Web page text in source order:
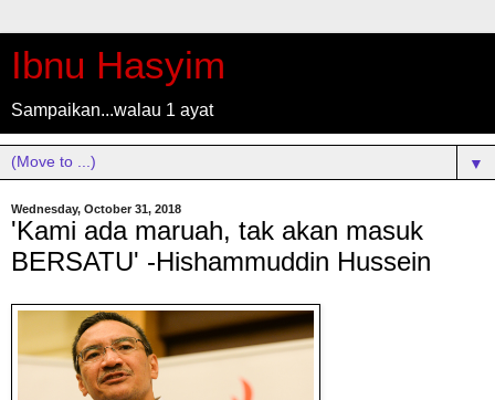
Ibnu Hasyim
Sampaikan...walau 1 ayat
▼
Wednesday, October 31, 2018
'Kami ada maruah, tak akan masuk
BERSATU' -Hishammuddin Hussein